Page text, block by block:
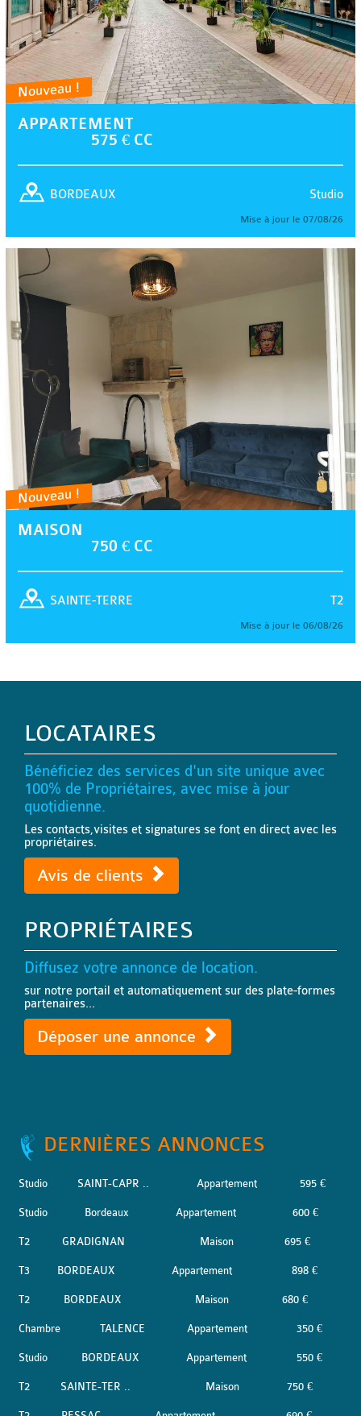
Nouveau !
APPARTEMENT
575 € CC
Studio
BORDEAUX
Mise à jour le 07/08/26
Nouveau !
MAISON
750 € CC
T2
SAINTE-TERRE
Mise à jour le 06/08/26
LOCATAIRES
Bénéficiez des services d'un site unique avec
100% de Propriétaires, avec mise à jour
quotidienne.
Les contacts,visites et signatures se font en direct avec les
propriétaires.
Avis de clients
PROPRIÉTAIRES
Diffusez votre annonce de location.
sur notre portail et automatiquement sur des plate-formes
partenaires...
Déposer une annonce
DERNIÈRES ANNONCES
Studio SAINT-CAPR .. Appartement 595 €
Studio Bordeaux Appartement 600 €
T2 GRADIGNAN Maison 695 €
T3 BORDEAUX Appartement 898 €
T2 BORDEAUX Maison 680 €
Chambre TALENCE Appartement 350 €
Studio BORDEAUX Appartement 550 €
T2 SAINTE-TER .. Maison 750 €